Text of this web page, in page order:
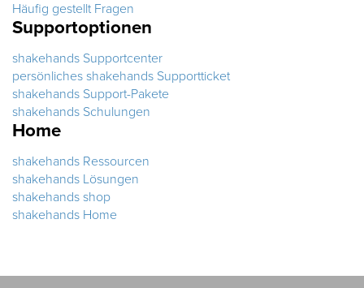
Häufig gestellt Fragen
Supportoptionen
shakehands Supportcenter
persönliches shakehands Supportticket
shakehands Support-Pakete
shakehands Schulungen
Home
shakehands Ressourcen
shakehands Lösungen
shakehands shop
shakehands Home